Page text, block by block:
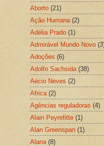
Aborto (21)
Ação Humana (2)
Adélia Prado (1)
Admirável Mundo Novo
Adoções (6)
Adolfo Sachsida (38)
Aécio Neves (2)
Africa (2)
Agências reguladoras (4)
Alain Peyrefitte (1)
Alan Greenspan (1)
Alana (8)